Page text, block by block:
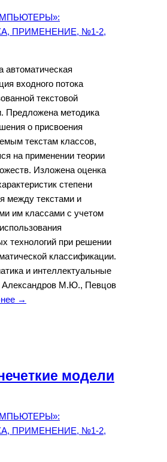
ПРИМЕНЕНИЕ, №1-2,
автоматическая
входного потока
текстовой
Предложена методика
о присвоения
текстам классов,
на применении теории
Изложена оценка
степени
между текстами и
им классами с учетом
технологий при решении
классификации.
и интеллектуальные
Александров М.Ю., Певцов
→
модели
ПРИМЕНЕНИЕ, №1-2,